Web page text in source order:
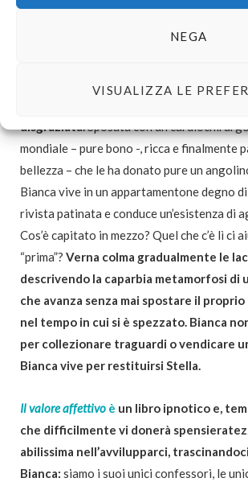
NEGA
VISUALIZZA LE
controllare la sua presa sul mondo.
mondiale – pure bono -, ricca e finalmente
bellezza – che le ha donato pure un
Bianca vive in un appartamentone degno
rivista patinata e conduce un’esistenza di
Cos’è capitato in mezzo? Quel che c’è lì ci
“prima”? Verna colma gradualmente le
descrivendo la caparbia metamorfosi di
che avanza senza mai spostare il
nel tempo in cui si è spezzato. Bianca
per collezionare traguardi o vendicare
Bianca vive per restituirsi Stella.
Il valore affettivo è un libro ipnotico e,
che difficilmente vi donerà
abilissima nell’avvilupparci,
Bianca: siamo i suoi unici confessori, le